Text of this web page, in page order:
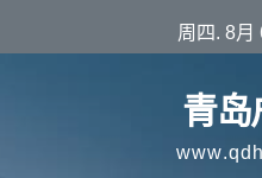
至
周四. 8月
青岛